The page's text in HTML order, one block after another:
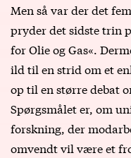
Men så var der det
pryder det sidste trin
for Olie og Gas«.
ild til en strid om et
op til en større debat
Spørgsmålet er, om
forskning, der
omvendt vil være et